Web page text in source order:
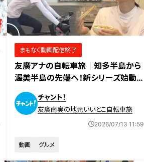
2026年7月10日放送
まもなく動画配信終了
友廣アナの自転車旅｜知多半島から
渥美半島の先端へ！新シリーズ始動
125kmの自転車旅！【チャント！特集】
チャント！
友廣南実の地元いいとこ自転車旅
2026/07/13 11:59
動画 グルメ